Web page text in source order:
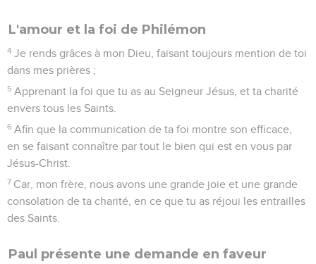
L'amour et la foi de Philémon
4 Je rends grâces à mon Dieu, faisant toujours mention de toi
dans mes prières ;
5 Apprenant la foi que tu as au Seigneur Jésus, et ta charité
envers tous les Saints.
6 Afin que la communication de ta foi montre son efficace,
en se faisant connaître par tout le bien qui est en vous par
Jésus-Christ.
7 Car, mon frère, nous avons une grande joie et une grande
consolation de ta charité, en ce que tu as réjoui les entrailles
des Saints.
Paul présente une demande en faveur